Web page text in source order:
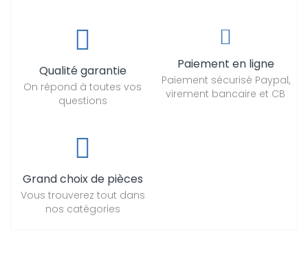
Qualité garantie
On répond à toutes vos
questions
Paiement en ligne
Paiement sécurisé Paypal,
virement bancaire et CB
Grand choix de pièces
Vous trouverez tout dans
nos catégories